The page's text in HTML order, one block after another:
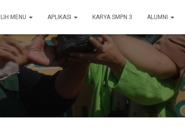
MENU APLIKASI KARYA SMPN 3 ALUMNI